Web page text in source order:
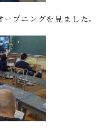
プニングを見ました。